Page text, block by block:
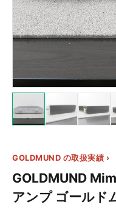
GOLDMUND の取扱実績 ›
GOLDMUND
アンプ ゴールド